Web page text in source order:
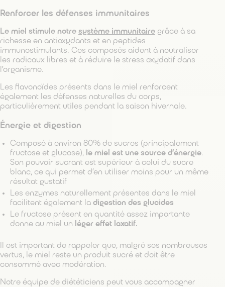
Renforcer les défenses immunitaires
Le miel stimule notre système immunitaire grâce à sa
richesse en antioxydants et en peptides
immunostimulants. Ces composés aident à neutraliser
les radicaux libres et à réduire le stress oxydatif dans
l’organisme.
Les flavonoïdes présents dans le miel renforcent
également les défenses naturelles du corps,
particulièrement utiles pendant la saison hivernale.
Énergie et digestion
Composé à environ 80% de sucres (principalement
fructose et glucose), le miel est une source d’énergie.
Son pouvoir sucrant est supérieur à celui du sucre
blanc, ce qui permet d’en utiliser moins pour un même
résultat gustatif
Les enzymes naturellement présentes dans le miel
facilitent également la digestion des glucides
Le fructose présent en quantité assez importante
donne au miel un léger effet laxatif.
Il est important de rappeler que, malgré ses nombreuses
vertus, le miel reste un produit sucré et doit être
consommé avec modération.
Notre équipe de diététiciens peut vous accompagner